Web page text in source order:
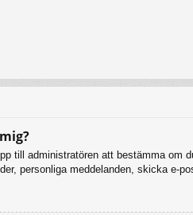
till administratören att bestämma
personliga meddelanden, skicka e-